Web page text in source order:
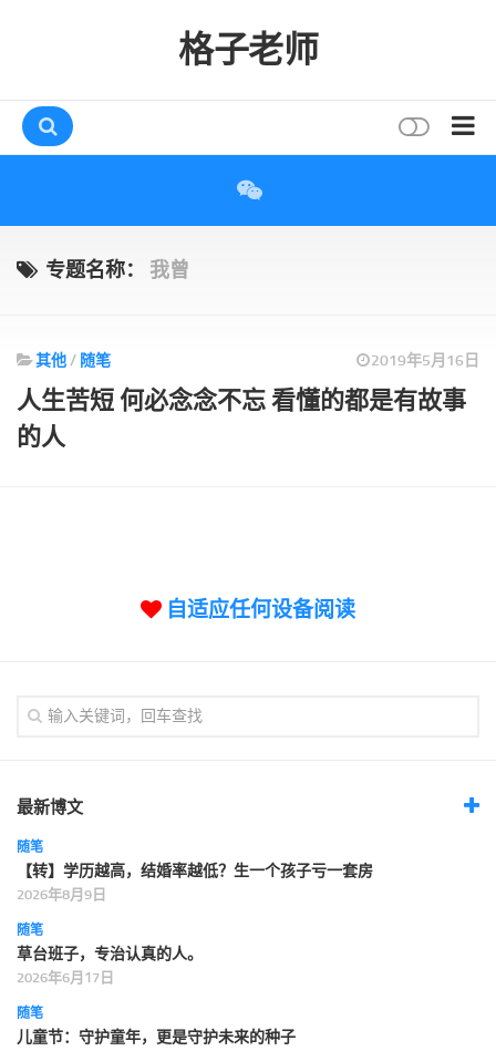
格子老师
互动
读者
专题名称： 我曾
其他/ 随笔 2019年5月16日
人生苦短 何必念念不忘 看懂的都是有故事
的人
自适应任何设备阅读
最新博文
随笔
【转】学历越高，结婚率越低？生一个孩子亏一套房
2026年8月9日
随笔
草台班子，专治认真的人。
2026年6月17日
随笔
儿童节：守护童年，更是守护未来的种子